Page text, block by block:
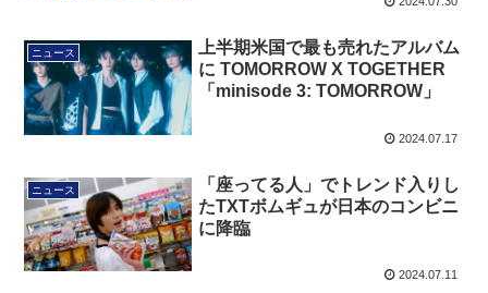
ニュース
上半期米国で最も売れたアルバム
に TOMORROW X TOGETHER
「minisode 3: TOMORROW」
2024.07.17
ニュース
「座ってる人」でトレンド入りし
たTXTボムギュが日本のコンビニ
に降臨
2024.07.11